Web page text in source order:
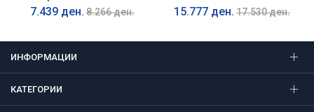
7.439 ден. 8.266 ден. 15.777 ден. 17.530 ден.
ИНФОРМАЦИИ
КАТЕГОРИИ